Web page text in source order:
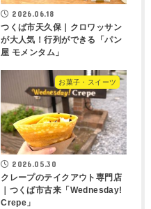
2026.06.18
つくば市天久保｜クロワッサン
が大人気！行列ができる「パン
屋 モメンタム」
お菓子・スイーツ
2026.05.30
クレープのテイクアウト専門店
｜つくば市古来「Wednesday!
Crepe」